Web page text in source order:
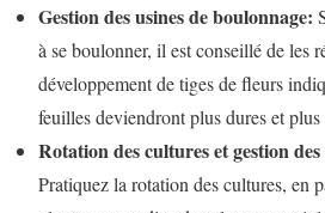
Gestion des usines de boulonnage:
à se boulonner, il est conseillé de les
développement de tiges de fleurs
feuilles deviendront plus dures et plus
Rotation des cultures et gestion
Pratiquez la rotation des cultures, en